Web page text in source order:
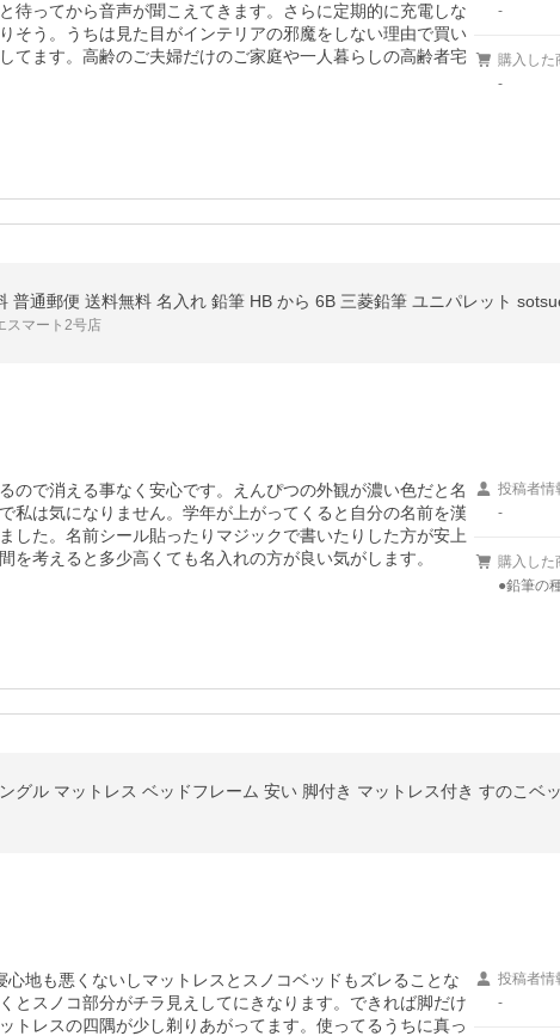
待ってから音声が聞こえてきます。さらに定期的に充電しな
そう。うちは見た目がインテリアの邪魔をしない理由で買い
てます。高齢のご夫婦だけのご家庭や一人暮らしの高齢者宅
-
購入した
-
普通郵便 送料無料 名入れ 鉛筆 HB から 6B 三菱鉛筆 ユニパレット
スマート2号店
ので消える事なく安心です。えんぴつの外観が濃い色だと名
私は気になりません。学年が上がってくると自分の名前を漢
した。名前シール貼ったりマジックで書いたりした方が安上
考えると多少高くても名入れの方が良い気がします。
投稿者情
-
購入した
●鉛筆の
グル マットレス ベッドフレーム 安い 脚付き マットレス付き すのこベ
地も悪くないしマットレスとスノコベッドもズレることな
とスノコ部分がチラ見えしてにきなります。できれば脚だけ
トレスの四隅が少し剃りあがってます。使ってるうちに真っ
投稿者情
-